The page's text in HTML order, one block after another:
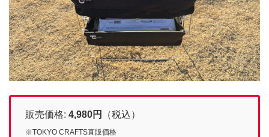
販売価格: 4,980円 （税込）
※TOKYO CRAFTS直販価格